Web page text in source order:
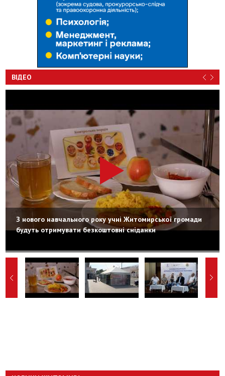
ВІДЕО
З нового навчального року учні Житомирської громади
будуть отримувати безкоштовні сніданки